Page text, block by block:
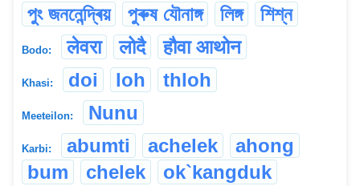
পুং জননেন্দ্ৰিয়
পুৰুষ যৌনাঙ্গ লিঙ্গ শিশ্ন
Bodo: लेवरा लोदै हौवा आथोन
Khasi: doi loh thloh
Meeteilon: Nunu
Karbi: abumti achelek
ahong
bum
chelek ok`kangduk